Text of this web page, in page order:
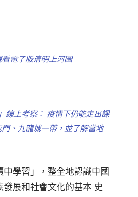
電子版清明上河圖
線上考察︰ 疫情下仍能走出課
門、九龍城一帶，並了解當地
中學習」，整全地認識中國
發展和社會文化的基本 史